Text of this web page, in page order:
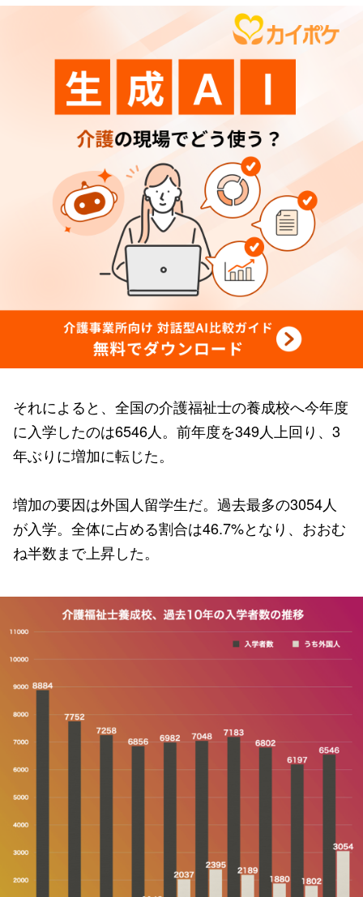
それによると、全国の介護福祉士の養成校へ今年度
に入学したのは6546人。前年度を349人上回り、3
年ぶりに増加に転じた。
増加の要因は外国人留学生だ。過去最多の3054人
が入学。全体に占める割合は46.7%となり、おおむ
ね半数まで上昇した。